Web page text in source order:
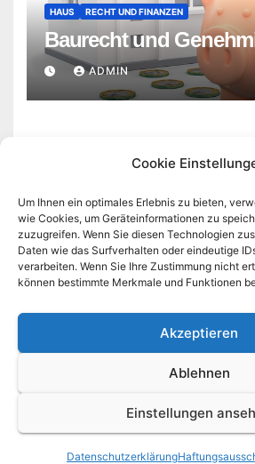
Cookie
Um Ihnen ein optimales Erlebnis zu bieten,
wie Cookies, um Geräteinformationen zu
zuzugreifen. Wenn Sie diesen Technologien
Daten wie das Surfverhalten oder eindeutige
verarbeiten. Wenn Sie Ihre Zustimmung nicht
können bestimmte Merkmale und Funktionen
Akzeptieren
Ablehnen
Einstellungen
Datenschutzerklärung
HAUS RECHT UND FINANZEN
Baurecht und
ADMIN
krium.de
Haus - Garten - Familie - Das
Stolz präsentiert von WordPress|